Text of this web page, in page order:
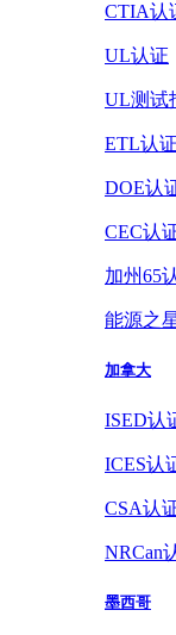
CTIA认
UL认证
UL测试
ETL认证
DOE认
CEC认
加州65
能源之
加拿大
ISED认
ICES认
CSA认
NRCan
墨西哥